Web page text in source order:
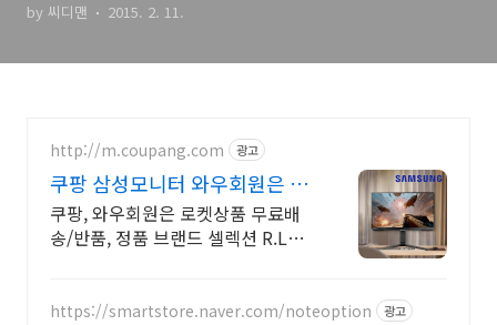
by 씨디맨 2015. 2. 11.
http://m.coupang.com 광고
쿠팡 삼성모니터 와우회원은 무
제한 무료배송
쿠팡, 와우회원은 로켓상품 무료배
송/반품, 정품 브랜드 셀렉션 R.LUX
https://smartstore.naver.com/noteoption 광고